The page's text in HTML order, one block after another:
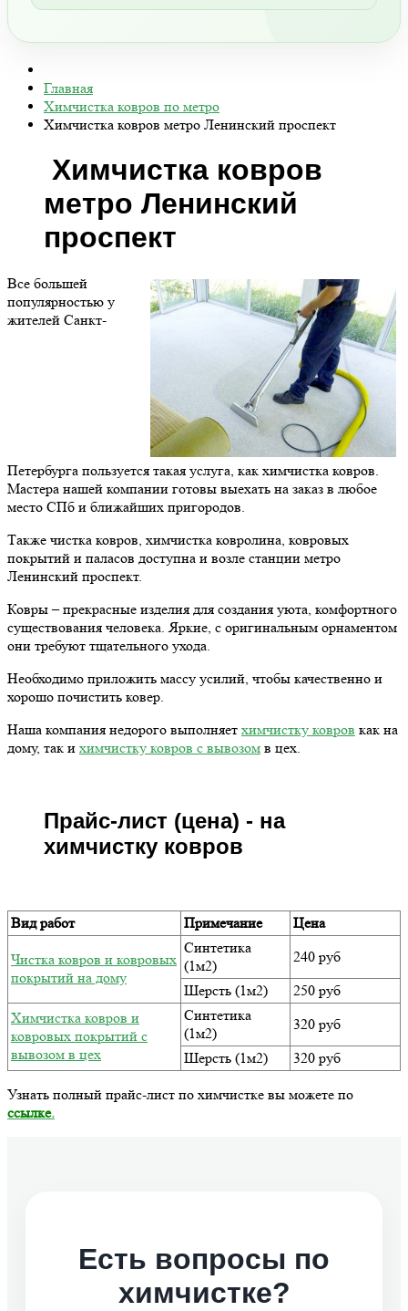
Главная
Химчистка ковров по метро
Химчистка ковров метро Ленинский проспект
Химчистка ковров
метро Ленинский
проспект
Все большей
популярностью у
жителей Санкт-
Петербурга пользуется такая услуга, как химчистка ковров.
Мастера нашей компании готовы выехать на заказ в любое
место СПб и ближайших пригородов.
Также чистка ковров, химчистка ковролина, ковровых
покрытий и паласов доступна и возле станции метро
Ленинский проспект.
Ковры – прекрасные изделия для создания уюта, комфортного
существования человека. Яркие, с оригинальным орнаментом
они требуют тщательного ухода.
Необходимо приложить массу усилий, чтобы качественно и
хорошо почистить ковер.
Наша компания недорого выполняет химчистку ковров как на
дому, так и химчистку ковров с вывозом в цех.
Прайс-лист (цена) - на
химчистку ковров
Вид работ Примечание Цена
Чистка ковров и ковровых
покрытий на дому
Синтетика
(1м2)
240 руб
Шерсть (1м2)
250 руб
Химчистка ковров и
ковровых покрытий с
вывозом в цех
Синтетика
(1м2)
320 руб
Шерсть (1м2)
320 руб
Узнать полный прайс-лист по химчистке вы можете по
ссылке.
Есть вопросы по
химчистке?